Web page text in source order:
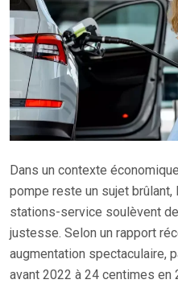
Dans un contexte
pompe reste un sujet
stations-service soulèvent
justesse. Selon un rapport
augmentation spectaculaire,
avant 2022 à 24 centimes en